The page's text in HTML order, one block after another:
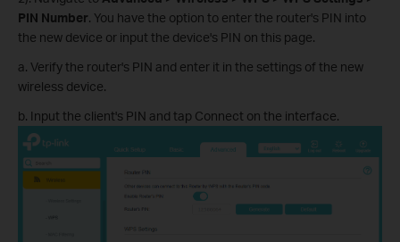
PIN Number. You have the option to enter the router's PIN into
the new device or input the device's PIN on this page.
a. Verify the router's PIN and enter it in the settings of the new
wireless device.
b. Input the client's PIN and tap Connect on the interface.